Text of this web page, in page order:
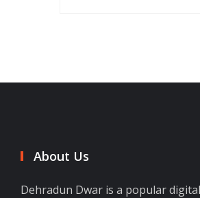
About Us
Dehradun Dwar is a popular